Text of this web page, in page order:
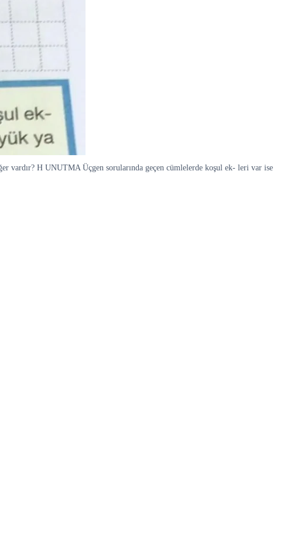
vardır? H UNUTMA Üçgen sorularında geçen cümlelerde koşul ek- leri var ise